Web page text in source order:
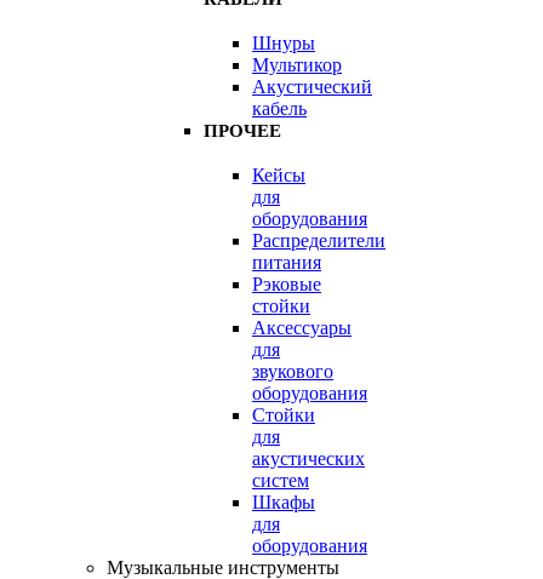
Шнуры
Мультикор
Акустический
кабель
ПРОЧЕЕ
Кейсы
для
оборудования
Распределители
питания
Рэковые
стойки
Аксессуары
для
звукового
оборудования
Стойки
для
акустических
систем
Шкафы
для
оборудования
Музыкальные инструменты